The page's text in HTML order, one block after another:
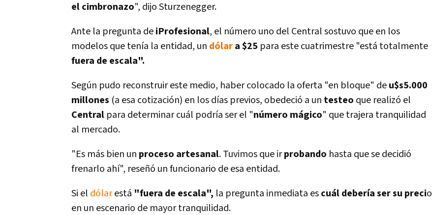
el cimbronazo", dijo Sturzenegger.
Ante la pregunta deiProfesional, el número uno del Central sostuvo que en los
modelos que tení­a la entidad, un dólara $25 para este cuatrimestre "está totalmente
fuera de escala".
Según pudo reconstruir este medio, haber colocado la oferta "en bloque" deu$s5.000
millones (a esa cotización) en los dí­as previos, obedeció a un testeo que realizó el
Central para determinar cuál podrí­a ser el "número mágico" que trajera tranquilidad
al mercado.
"Es más bien un proceso artesanal. Tuvimos que irprobando hasta que se decidió
frenarlo ahí­", reseñó un funcionario de esa entidad.
Si el dólarestá "fuera de escala", la pregunta inmediata escuál deberí­a ser su precio
en un escenario de mayor tranquilidad.